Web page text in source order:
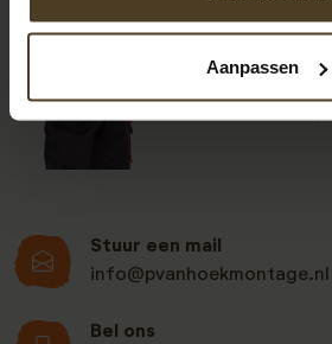
Aanpassen
Stuur een mail
info@pvanhoekmontage.nl
Bel ons